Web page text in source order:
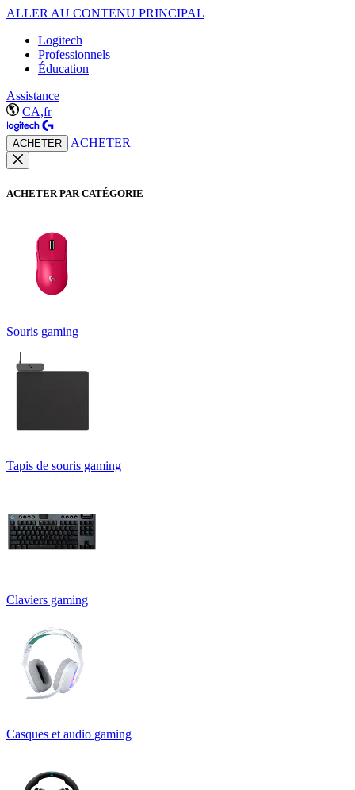
ALLER AU CONTENU PRINCIPAL
Logitech
Professionnels
Éducation
Assistance
CA,fr
ACHETER ACHETER
ACHETER PAR CATÉGORIE
Souris gaming
Tapis de souris gaming
Claviers gaming
Casques et audio gaming